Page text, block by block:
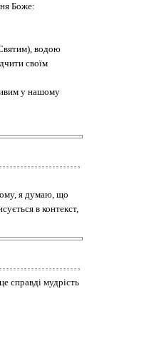
Боже:
водою
своїм
у нашому
я думаю, що
в контекст,
справді мудрість